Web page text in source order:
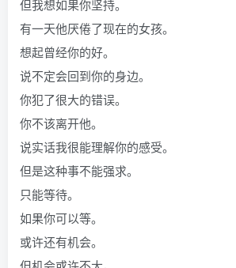
但我想如果你坚持。
有一天他厌倦了现在的女孩。
想起曾经你的好。
说不定会回到你的身边。
你犯了很大的错误。
你不该离开他。
说实话我很能理解你的感受。
但是这种事不能强求。
只能等待。
如果你可以等。
或许还有机会。